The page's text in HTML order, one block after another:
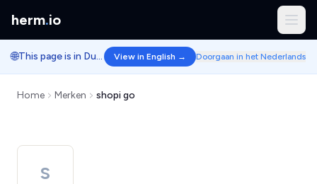
herm.io
🌐 This page is in Dutch. View in English → Doorgaan in het Nederlands
Home Merken shopi go
S